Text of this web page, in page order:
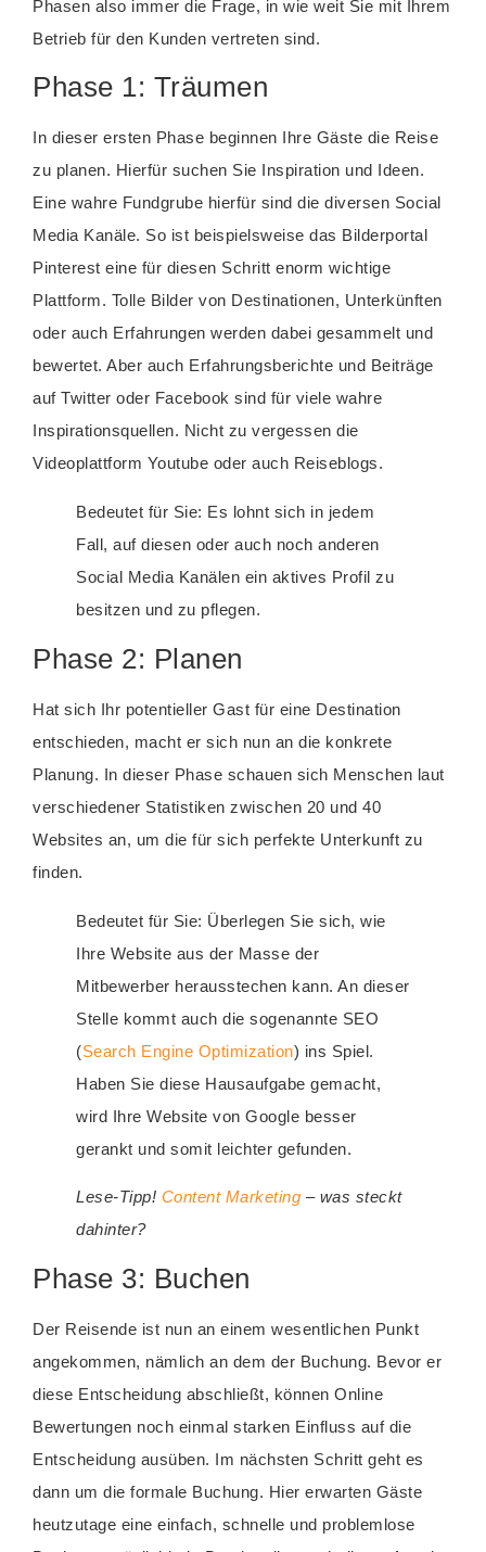
Phasen also immer die Frage, in wie weit Sie mit Ihrem
Betrieb für den Kunden vertreten sind.
Phase 1: Träumen
In dieser ersten Phase beginnen Ihre Gäste die Reise
zu planen. Hierfür suchen Sie Inspiration und Ideen.
Eine wahre Fundgrube hierfür sind die diversen Social
Media Kanäle. So ist beispielsweise das Bilderportal
Pinterest eine für diesen Schritt enorm wichtige
Plattform. Tolle Bilder von Destinationen, Unterkünften
oder auch Erfahrungen werden dabei gesammelt und
bewertet. Aber auch Erfahrungsberichte und Beiträge
auf Twitter oder Facebook sind für viele wahre
Inspirationsquellen. Nicht zu vergessen die
Videoplattform Youtube oder auch Reiseblogs.
Bedeutet für Sie: Es lohnt sich in jedem
Fall, auf diesen oder auch noch anderen
Social Media Kanälen ein aktives Profil zu
besitzen und zu pflegen.
Phase 2: Planen
Hat sich Ihr potentieller Gast für eine Destination
entschieden, macht er sich nun an die konkrete
Planung. In dieser Phase schauen sich Menschen laut
verschiedener Statistiken zwischen 20 und 40
Websites an, um die für sich perfekte Unterkunft zu
finden.
Bedeutet für Sie: Überlegen Sie sich, wie
Ihre Website aus der Masse der
Mitbewerber herausstechen kann. An dieser
Stelle kommt auch die sogenannte SEO
(Search Engine Optimization) ins Spiel.
Haben Sie diese Hausaufgabe gemacht,
wird Ihre Website von Google besser
gerankt und somit leichter gefunden.
Lese-Tipp! Content Marketing – was steckt
dahinter?
Phase 3: Buchen
Der Reisende ist nun an einem wesentlichen Punkt
angekommen, nämlich an dem der Buchung. Bevor er
diese Entscheidung abschließt, können Online
Bewertungen noch einmal starken Einfluss auf die
Entscheidung ausüben. Im nächsten Schritt geht es
dann um die formale Buchung. Hier erwarten Gäste
heutzutage eine einfach, schnelle und problemlose